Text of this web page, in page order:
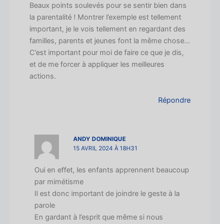
Beaux points soulevés pour se sentir bien dans
la parentalité ! Montrer l’exemple est tellement
important, je le vois tellement en regardant des
familles, parents et jeunes font la même chose…
C’est important pour moi de faire ce que je dis,
et de me forcer à appliquer les meilleures
actions.
Répondre
ANDY DOMINIQUE
15 AVRIL 2024 À 18H31
Oui en effet, les enfants apprennent beaucoup
par mimétisme
Il est donc important de joindre le geste à la
parole
En gardant à l’esprit que même si nous